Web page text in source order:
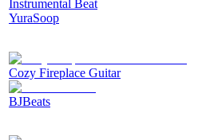
Instrumental Beat
YuraSoop
Cozy Fireplace Guitar
BJBeats